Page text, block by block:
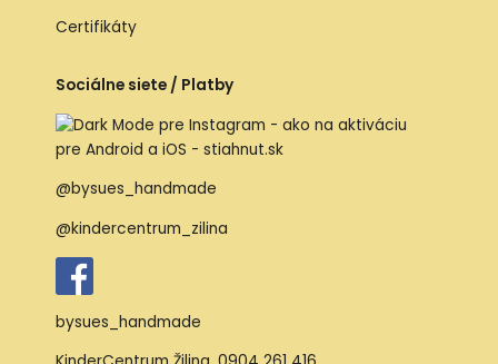
Certifikáty
Sociálne siete / Platby
@bysues_handmade
@kindercentrum_zilina
bysues_handmade